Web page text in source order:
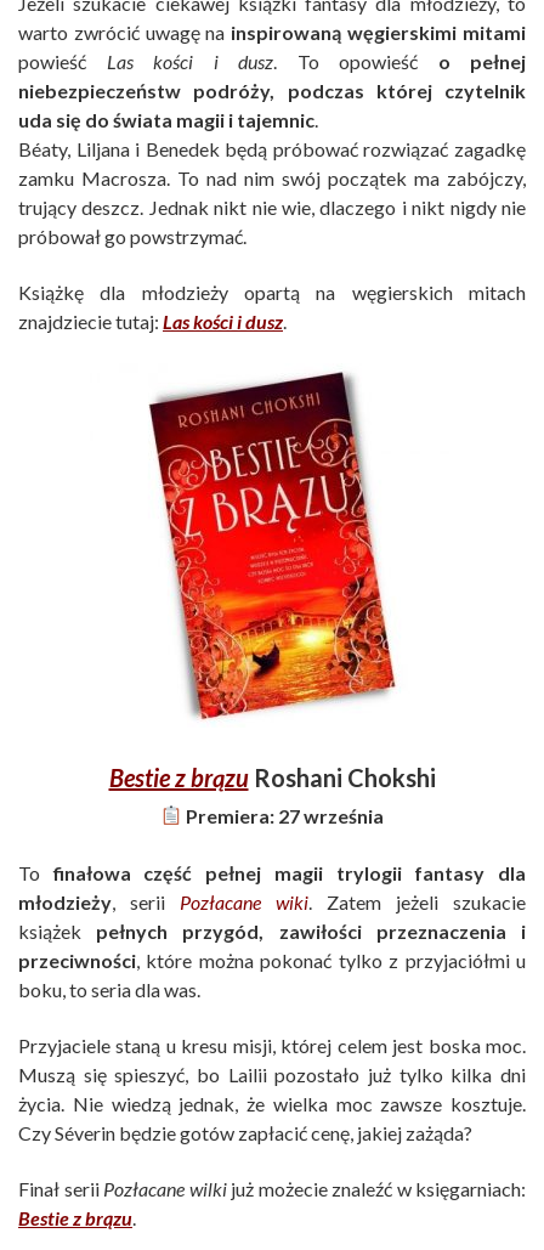
warto zwrócić uwagę na inspirowaną węgierskimi mitami
powieść Las kości i dusz . To opowieść o pełnej
niebezpieczeństw podróży, podczas której czytelnik
uda się do świata magii i tajemnic
Béaty, Liljana i Benedek będą próbować rozwiązać zagadkę
zamku Macrosza. To nad nim swój początek ma zabójczy,
trujący deszcz. Jednak nikt nie wie, dlaczego i nikt nigdy nie
próbował go powstrzymać.
Książkę dla młodzieży opartą na węgierskich mitach
znajdziecie tutaj: Las kości i dusz
Bestie z brązuRoshani Chokshi
Premiera: 27 września
Tofinałowa część pełnej magii trylogii fantasy dla
młodzieży , serii Pozłacane wiki . Zatem jeżeli szukacie
książek pełnych przygód, zawiłości przeznaczenia i
przeciwności , które można pokonać tylko z przyjaciółmi u
boku, to seria dla was.
Przyjaciele staną u kresu misji, której celem jest boska moc.
Muszą się spieszyć, bo Lailii pozostało już tylko kilka dni
życia. Nie wiedzą jednak, że wielka moc zawsze kosztuje.
Czy Séverin będzie gotów zapłacić cenę, jakiej zażąda?
Finał serii Pozłacane wilkijuż możecie znaleźć w księgarniach:
Bestie z brązu